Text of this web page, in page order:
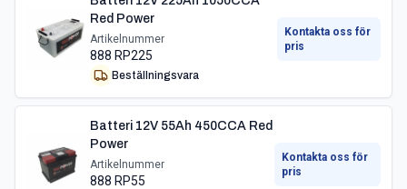
Red Power
Artikelnummer
888 RP225
Beställningsvara
Kontakta oss för
pris
Batteri 12V 55Ah 450CCA Red
Power
Artikelnummer
888 RP55
Kontakta oss för
pris